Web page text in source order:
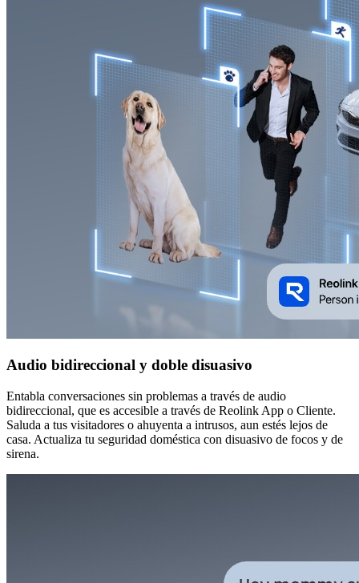
Audio bidireccional y doble disuasivo
Entabla conversaciones sin problemas a través de audio
bidireccional, que es accesible a través de Reolink App o Cliente.
Saluda a tus visitadores o ahuyenta a intrusos, aun estés lejos de
casa. Actualiza tu seguridad doméstica con disuasivo de focos y de
sirena.